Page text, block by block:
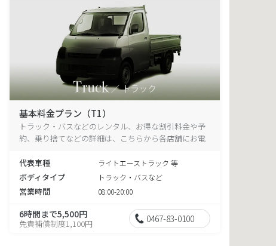
基本料金プラン（T1）
トラック・バスなどのレンタル、お得な割引料金や予
約、乗り捨てなどの詳細は、こちらから各店舗にお電
代表車種
ライトエーストラック 等
ボディタイプ トラック・バスなど
営業時間 08:00-20:00
6時間まで5,500円
免責補償制度1,100円 0467-83-0100